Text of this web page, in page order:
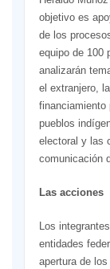
objetivo es
de los
equipo de 100
analizarán
el extranjero,
financiamiento
pueblos
electoral y las
comunicación
Las acciones
Los
entidades
apertura de